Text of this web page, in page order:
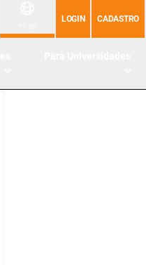
LOGIN CADASTRO